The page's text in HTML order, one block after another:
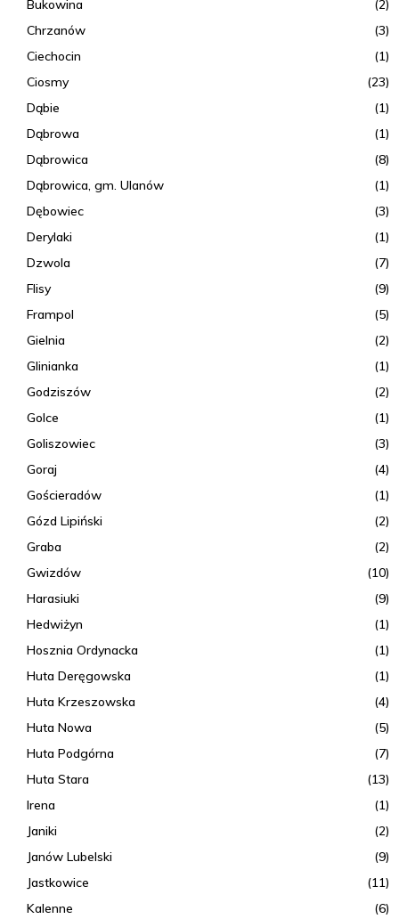
Bukowina
(2)
Chrzanów
(3)
Ciechocin
(1)
Ciosmy
(23)
Dąbie
(1)
Dąbrowa
(1)
Dąbrowica
(8)
Dąbrowica, gm. Ulanów
(1)
Dębowiec
(3)
Derylaki
(1)
Dzwola
(7)
Flisy
(9)
Frampol
(5)
Gielnia
(2)
Glinianka
(1)
Godziszów
(2)
Golce
(1)
Goliszowiec
(3)
Goraj
(4)
Gościeradów
(1)
Gózd Lipiński
(2)
Graba
(2)
Gwizdów
(10)
Harasiuki
(9)
Hedwiżyn
(1)
Hosznia Ordynacka
(1)
Huta Deręgowska
(1)
Huta Krzeszowska
(4)
Huta Nowa
(5)
Huta Podgórna
(7)
Huta Stara
(13)
Irena
(1)
Janiki
(2)
Janów Lubelski
(9)
Jastkowice
(11)
Kalenne
(6)